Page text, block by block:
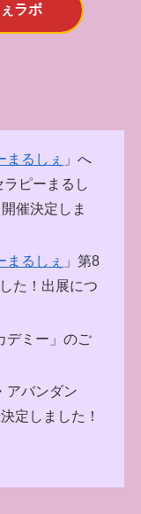
ラボ
まるしぇ
」へ
ピーまるし
催決定しま
まるしぇ
」第8
た！出展につ
デミー」のご
アバンダン
定しました！